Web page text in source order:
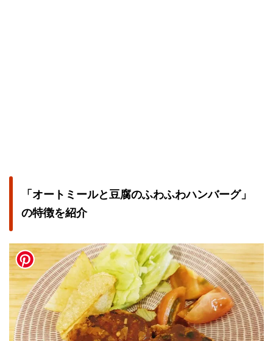
「オートミールと豆腐のふわふわハンバーグ」
の特徴を紹介